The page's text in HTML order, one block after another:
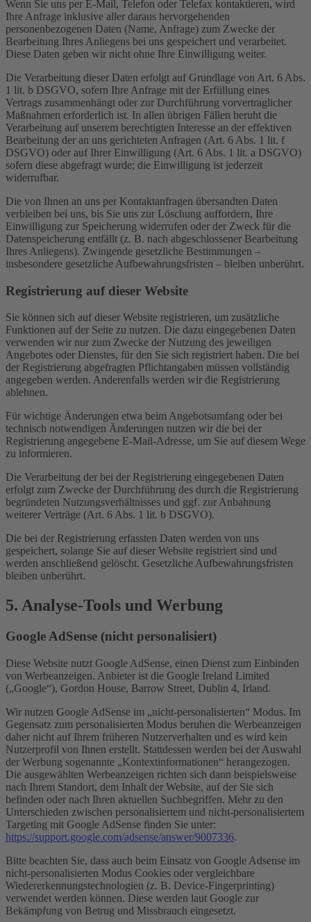
Wenn Sie uns per E-Mail, Telefon oder Telefax kontaktieren, wird
Ihre Anfrage inklusive aller daraus hervorgehenden
personenbezogenen Daten (Name, Anfrage) zum Zwecke der
Bearbeitung Ihres Anliegens bei uns gespeichert und verarbeitet.
Diese Daten geben wir nicht ohne Ihre Einwilligung weiter.
Die Verarbeitung dieser Daten erfolgt auf Grundlage von Art. 6 Abs.
1 lit. b DSGVO, sofern Ihre Anfrage mit der Erfüllung eines
Vertrags zusammenhängt oder zur Durchführung vorvertraglicher
Maßnahmen erforderlich ist. In allen übrigen Fällen beruht die
Verarbeitung auf unserem berechtigten Interesse an der effektiven
Bearbeitung der an uns gerichteten Anfragen (Art. 6 Abs. 1 lit. f
DSGVO) oder auf Ihrer Einwilligung (Art. 6 Abs. 1 lit. a DSGVO)
sofern diese abgefragt wurde; die Einwilligung ist jederzeit
widerrufbar.
Die von Ihnen an uns per Kontaktanfragen übersandten Daten
verbleiben bei uns, bis Sie uns zur Löschung auffordern, Ihre
Einwilligung zur Speicherung widerrufen oder der Zweck für die
Datenspeicherung entfällt (z. B. nach abgeschlossener Bearbeitung
Ihres Anliegens). Zwingende gesetzliche Bestimmungen –
insbesondere gesetzliche Aufbewahrungsfristen – bleiben unberührt.
Registrierung auf dieser Website
Sie können sich auf dieser Website registrieren, um zusätzliche
Funktionen auf der Seite zu nutzen. Die dazu eingegebenen Daten
verwenden wir nur zum Zwecke der Nutzung des jeweiligen
Angebotes oder Dienstes, für den Sie sich registriert haben. Die bei
der Registrierung abgefragten Pflichtangaben müssen vollständig
angegeben werden. Anderenfalls werden wir die Registrierung
ablehnen.
Für wichtige Änderungen etwa beim Angebotsumfang oder bei
technisch notwendigen Änderungen nutzen wir die bei der
Registrierung angegebene E-Mail-Adresse, um Sie auf diesem Wege
zu informieren.
Die Verarbeitung der bei der Registrierung eingegebenen Daten
erfolgt zum Zwecke der Durchführung des durch die Registrierung
begründeten Nutzungsverhältnisses und ggf. zur Anbahnung
weiterer Verträge (Art. 6 Abs. 1 lit. b DSGVO).
Die bei der Registrierung erfassten Daten werden von uns
gespeichert, solange Sie auf dieser Website registriert sind und
werden anschließend gelöscht. Gesetzliche Aufbewahrungsfristen
bleiben unberührt.
5. Analyse-Tools und Werbung
Google AdSense (nicht personalisiert)
Diese Website nutzt Google AdSense, einen Dienst zum Einbinden
von Werbeanzeigen. Anbieter ist die Google Ireland Limited
(„Google“), Gordon House, Barrow Street, Dublin 4, Irland.
Wir nutzen Google AdSense im „nicht-personalisierten“ Modus. Im
Gegensatz zum personalisierten Modus beruhen die Werbeanzeigen
daher nicht auf Ihrem früheren Nutzerverhalten und es wird kein
Nutzerprofil von Ihnen erstellt. Stattdessen werden bei der Auswahl
der Werbung sogenannte „Kontextinformationen“ herangezogen.
Die ausgewählten Werbeanzeigen richten sich dann beispielsweise
nach Ihrem Standort, dem Inhalt der Website, auf der Sie sich
befinden oder nach Ihren aktuellen Suchbegriffen. Mehr zu den
Unterschieden zwischen personalisiertem und nicht-personalisiertem
Targeting mit Google AdSense finden Sie unter:
https://support.google.com/adsense/answer/9007336.
Bitte beachten Sie, dass auch beim Einsatz von Google Adsense im
nicht-personalisierten Modus Cookies oder vergleichbare
Wiedererkennungstechnologien (z. B. Device-Fingerprinting)
verwendet werden können. Diese werden laut Google zur
Bekämpfung von Betrug und Missbrauch eingesetzt.